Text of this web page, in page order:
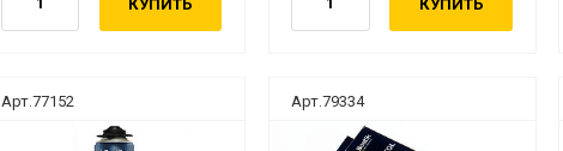
КУПИТЬ КУПИТЬ
Арт.77152 Арт.79334